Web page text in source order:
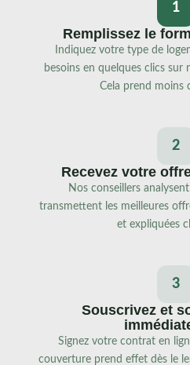
1
Remplissez le
Indiquez votre type de
besoins en quelques clics sur
Cela prend moins
2
Recevez votre
Nos conseillers
transmettent les meilleures
et expliquées
3
Souscrivez et
Signez votre contrat en
couverture prend effet dès le